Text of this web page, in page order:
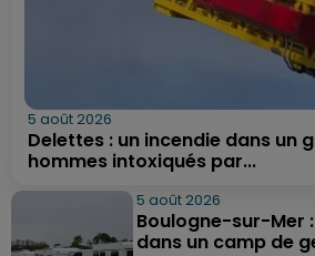
5 août 2026
Delettes : un incendie dans un
hommes intoxiqués par...
5 août 2026
Boulogne-sur-Mer
dans un camp de